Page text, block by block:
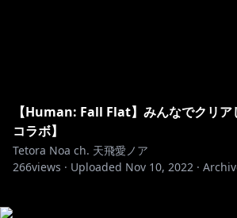
【Human: Fall Flat】みんなでクリ
コラボ】
Tetora Noa ch. 天飛愛ノア
266views · Uploaded Nov 10, 2022 ·